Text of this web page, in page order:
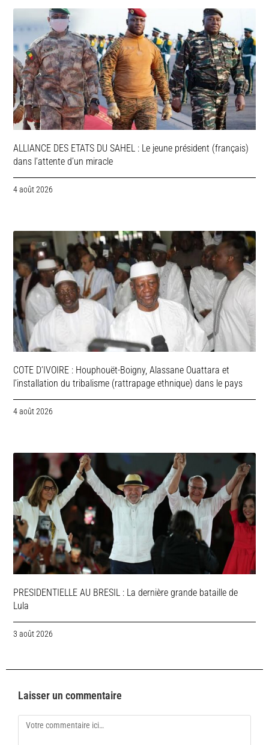
ALLIANCE DES ETATS DU SAHEL : Le jeune président (français)
dans l’attente d’un miracle
4 août 2026
COTE D’IVOIRE : Houphouët-Boigny, Alassane Ouattara et
l’installation du tribalisme (rattrapage ethnique) dans le pays
4 août 2026
PRESIDENTIELLE AU BRESIL : La dernière grande bataille de
Lula
3 août 2026
Laisser un commentaire